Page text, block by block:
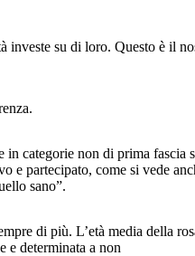
su di loro. Questo è il
categorie non di prima
partecipato, come si vede
sano”.
di più. L’età media della
e determinata a non